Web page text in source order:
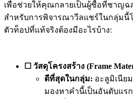
เพื่อช่วยให้คุณกลายเป็นผู้ซื้อที่ชาญฉล
สำหรับการพิจารณาวีลแชร์ในกลุ่มนี้
ตัวท็อปที่แท้จริงต้องมีอะไรบ้าง:
☐ วัสดุโครงสร้าง (Frame
ดีที่สุดในกลุ่ม: อะลูมิเนีย
มองหาคำนี้เป็นอันดับแร